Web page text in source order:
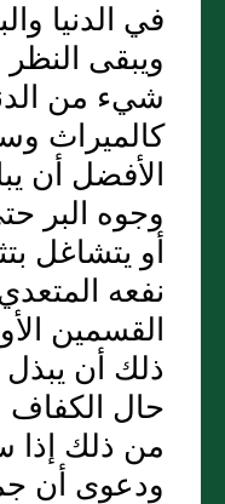
في الدنيا
ويبقى
شيء من
كالميراث
الأفضل أن
وجوه البر
أو يتشاغل
نفعه
القسمين
ذلك أن
حال الكفاف
من ذلك إذا
ودعوى أن